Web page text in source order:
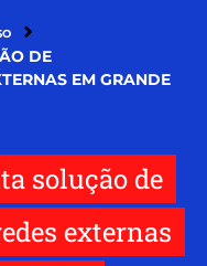
DE
EM GRANDE
solução de
externas